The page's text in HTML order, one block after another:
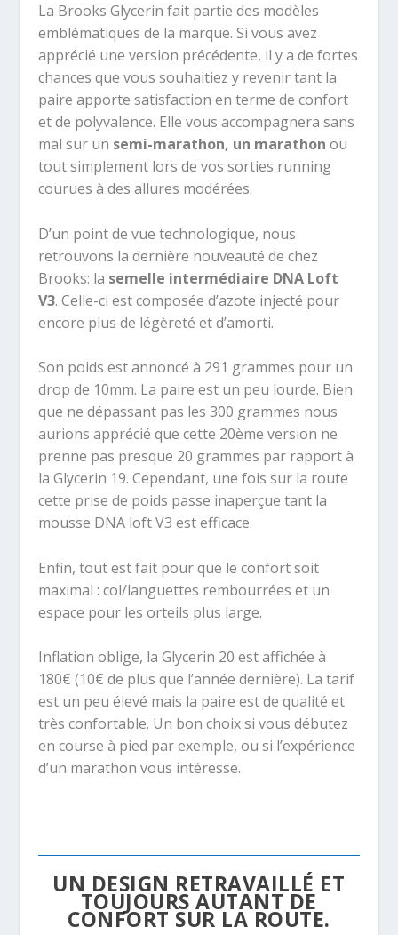
La Brooks Glycerin fait partie des modèles
emblématiques de la marque. Si vous avez
apprécié une version précédente, il y a de fortes
chances que vous souhaitiez y revenir tant la
paire apporte satisfaction en terme de confort
et de polyvalence. Elle vous accompagnera sans
mal sur un semi-marathon, un marathon ou
tout simplement lors de vos sorties running
courues à des allures modérées.
D’un point de vue technologique, nous
retrouvons la dernière nouveauté de chez
Brooks: la semelle intermédiaire DNA Loft
V3. Celle-ci est composée d’azote injecté pour
encore plus de légèreté et d’amorti.
Son poids est annoncé à 291 grammes pour un
drop de 10mm. La paire est un peu lourde. Bien
que ne dépassant pas les 300 grammes nous
aurions apprécié que cette 20ème version ne
prenne pas presque 20 grammes par rapport à
la Glycerin 19. Cependant, une fois sur la route
cette prise de poids passe inaperçue tant la
mousse DNA loft V3 est efficace.
Enfin, tout est fait pour que le confort soit
maximal : col/languettes rembourrées et un
espace pour les orteils plus large.
Inflation oblige, la Glycerin 20 est affichée à
180€ (10€ de plus que l’année dernière). La tarif
est un peu élevé mais la paire est de qualité et
très confortable. Un bon choix si vous débutez
en course à pied par exemple, ou si l’expérience
d’un marathon vous intéresse.
UN DESIGN RETRAVAILLÉ ET
TOUJOURS AUTANT DE
CONFORT SUR LA ROUTE.